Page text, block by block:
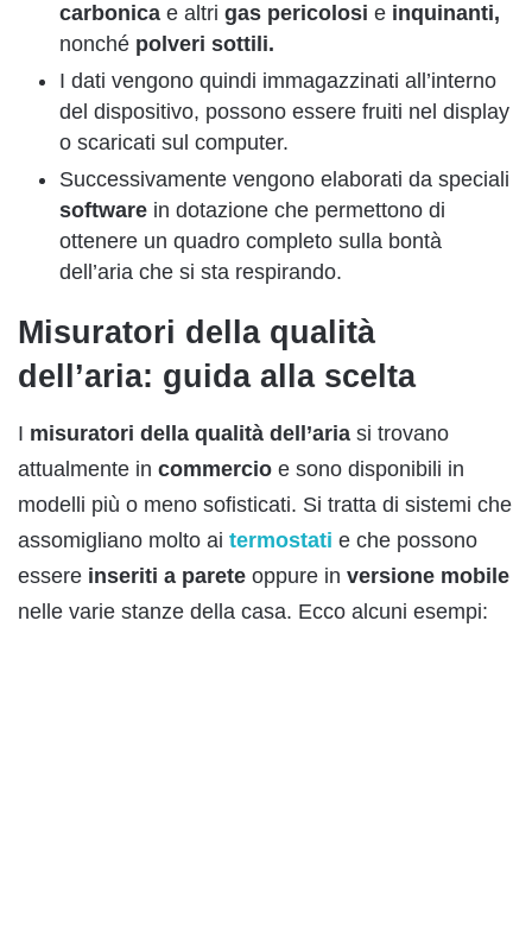
carbonica e altri gas pericolosi e inquinanti,
nonché polveri sottili.
I dati vengono quindi immagazzinati all’interno
del dispositivo, possono essere fruiti nel display
o scaricati sul computer.
Successivamente vengono elaborati da speciali
software in dotazione che permettono di
ottenere un quadro completo sulla bontà
dell’aria che si sta respirando.
Misuratori della qualità
dell’aria: guida alla scelta
I misuratori della qualità dell’aria si trovano
attualmente in commercio e sono disponibili in
modelli più o meno sofisticati. Si tratta di sistemi che
assomigliano molto ai termostati e che possono
essere inseriti a parete oppure in versione mobile
nelle varie stanze della casa. Ecco alcuni esempi: